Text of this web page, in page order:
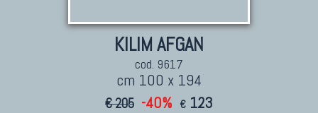
KILIM AFGAN
cod. 9617
cm 100 x 194
€ 205 -40% € 123